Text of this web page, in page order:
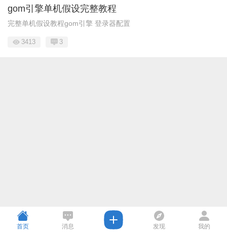
gom引擎单机假设完整教程
完整单机假设教程gom引擎 登录器配置
3413 3
首页 消息 发现 我的